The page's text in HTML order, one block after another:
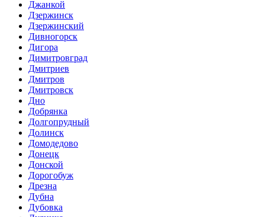
Джанкой
Дзержинск
Дзержинский
Дивногорск
Дигора
Димитровград
Дмитриев
Дмитров
Дмитровск
Дно
Добрянка
Долгопрудный
Долинск
Домодедово
Донецк
Донской
Дорогобуж
Дрезна
Дубна
Дубовка